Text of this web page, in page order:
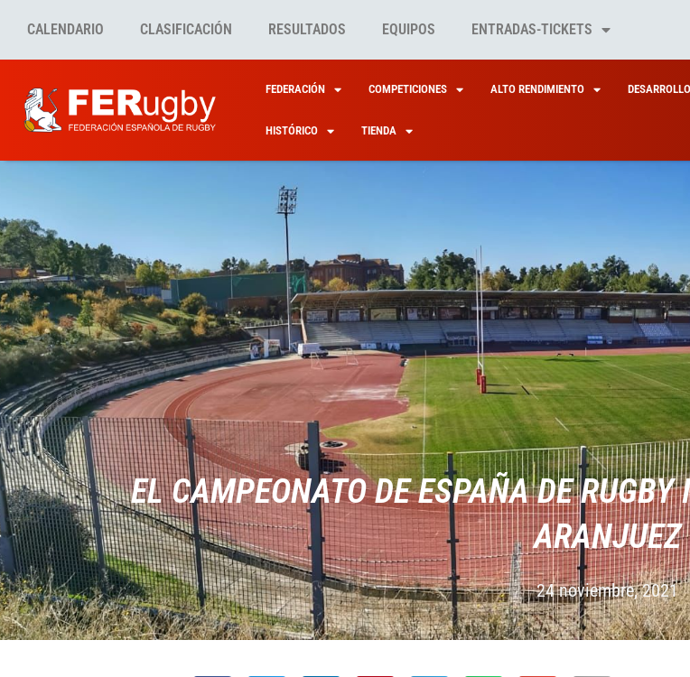
CALENDARIO CLASIFICACIÓN RESULTADOS EQUIPOS ENTRADAS-TICKETS
FEDERACIÓN COMPETICIONES ALTO RENDIMIENTO DESARROLLO
HISTÓRICO TIENDA
EL CAMPEONATO DE ESPAÑA DE
ARANJUEZ
24 noviembre, 2021